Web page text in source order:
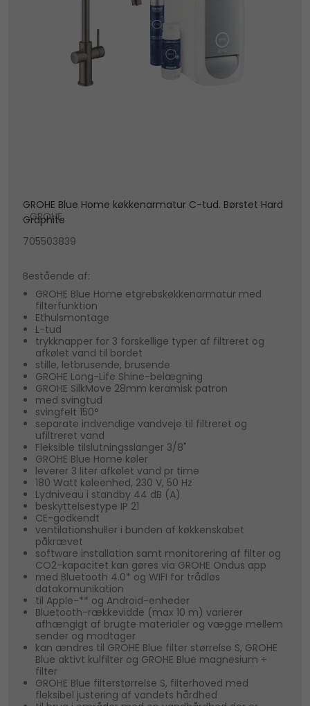
GROHE Blue Home køkkenarmatur C-tud. Børstet Hard
Graphite
GROHE
705503839
Bestående af:
GROHE Blue Home etgrebskøkkenarmatur med
filterfunktion
Ethulsmontage
L-tud
trykknapper for 3 forskellige typer af filtreret og
afkølet vand til bordet
stille, letbrusende, brusende
GROHE Long-Life Shine-belægning
GROHE SilkMove 28mm keramisk patron
med svingtud
svingfelt 150°
separate indvendige vandveje til filtreret og
ufiltreret vand
Fleksible tilslutningsslanger 3/8"
GROHE Blue Home køler
leverer 3 liter afkølet vand pr time
180 Watt køleenhed, 230 V, 50 Hz
Lydniveau i standby 44 dB (A)
beskyttelsestype IP 21
CE-godkendt
ventilationshuller i bunden af køkkenskabet
påkrævet
software installation samt monitorering af filter og
CO2-kapacitet kan gøres via GROHE Ondus app
med Bluetooth 4.0* og WIFI for trådløs
datakomunikation
til Apple-** og Android-enheder
Bluetooth-rækkevidde (max 10 m) varierer
afhængigt af brugte materialer og vægge mellem
sender og modtager
kan ændres til GROHE Blue filter størrelse S, GROHE
Blue aktivt kulfilter og GROHE Blue magnesium +
filter
GROHE Blue filterstørrelse S, filterhoved med
fleksibel justering af vandets hårdhed